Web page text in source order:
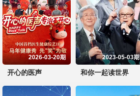
2026-03-20期
开心的医声
2023-05-03期
和你一起读世界